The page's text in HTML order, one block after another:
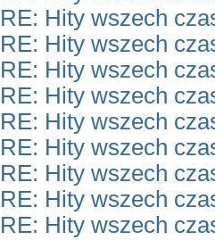
RE: Hity wszech
RE: Hity wszech
RE: Hity wszech
RE: Hity wszech
RE: Hity wszech
RE: Hity wszech
RE: Hity wszech
RE: Hity wszech
RE: Hity wszech